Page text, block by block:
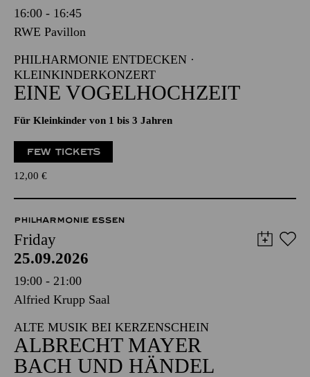
16:00 - 16:45
RWE Pavillon
PHILHARMONIE ENTDECKEN ·
KLEINKINDERKONZERT
EINE VOGELHOCHZEIT
Für Kleinkinder von 1 bis 3 Jahren
FEW TICKETS
12,00 €
PHILHARMONIE ESSEN
Friday
25.09.2026
19:00 - 21:00
Alfried Krupp Saal
ALTE MUSIK BEI KERZENSCHEIN
ALBRECHT MAYER
BACH UND HÄNDEL